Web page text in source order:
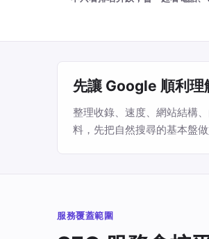
先讓 Google 順利理
整理收錄、速度、網站結構
料，先把自然搜尋的基本盤做
服務覆蓋範圍